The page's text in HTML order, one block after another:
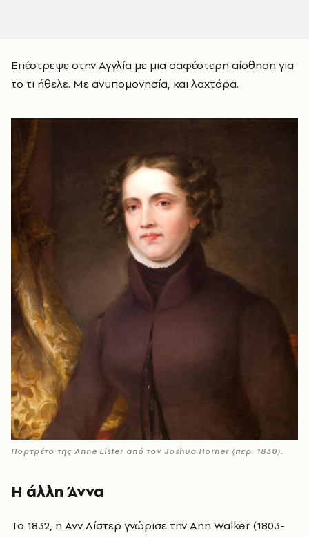
Επέστρεψε στην Αγγλία με μια σαφέστερη αίσθηση για
το τι ήθελε. Με ανυπομονησία, και λαχτάρα.
Πορτρέτο της Anne Lister από τον Joshua Horner (περ. 1830).
Η άλλη Άννα
Το 1832, η Ανν Λίστερ γνώρισε την Ann Walker (1803-